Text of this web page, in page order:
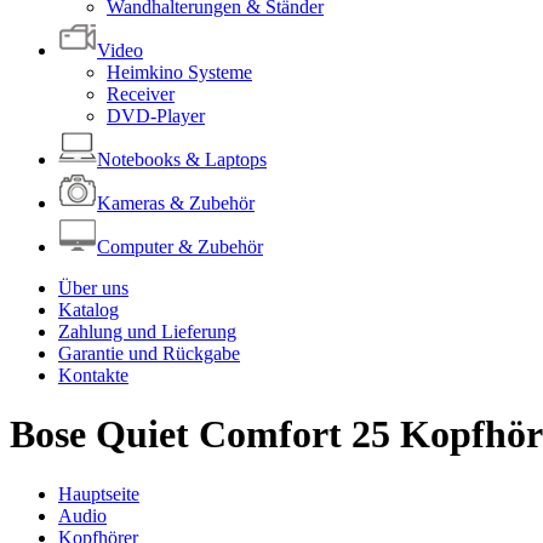
Wandhalterungen & Ständer
Video
Heimkino Systeme
Receiver
DVD-Player
Notebooks & Laptops
Kameras & Zubehör
Computer & Zubehör
Über uns
Katalog
Zahlung und Lieferung
Garantie und Rückgabe
Kontakte
Bose Quiet Comfort 25
Hauptseite
Audio
Kopfhörer